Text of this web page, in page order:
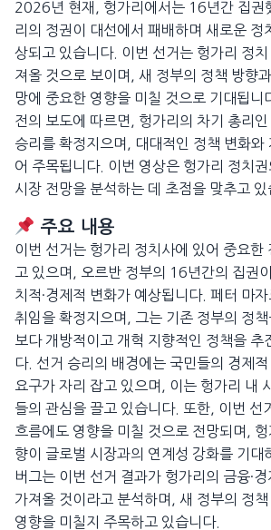
2026년 현재, 헝가리에서는 16년간 집권
리의 정권이 대선에서 패배하며 새로운 정
상되고 있습니다. 이번 선거는 헝가리 정
져올 것으로 보이며, 새 정부의 정책 방향
망에 중요한 영향을 미칠 것으로 기대됩니
전의 보도에 따르면, 헝가리의 차기 총리
승리를 확정지으며, 대대적인 정책 변화와
어 주목됩니다. 이번 영상은 헝가리 정치
시장 전망을 분석하는 데 초점을 맞추고 있
주요 내용
이번 선거는 헝가리 정치사에 있어 중요한
고 있으며, 오르반 정부의 16년간의 집권
치적·경제적 변화가 예상됩니다. 페터 마
취임을 확정지으며, 그는 기존 정부의 정책
보다 개방적이고 개혁 지향적인 정책을 추
다. 선거 승리의 배경에는 국민들의 경제
요구가 자리 잡고 있으며, 이는 헝가리 내
들의 관심을 끌고 있습니다. 또한, 이번 선
흐름에도 영향을 미칠 것으로 전망되며,
향이 글로벌 시장과의 연계성 강화를 기대
버그는 이번 선거 결과가 헝가리의 금융·
가져올 것이라고 분석하며, 새 정부의 정
영향을 미칠지 주목하고 있습니다.